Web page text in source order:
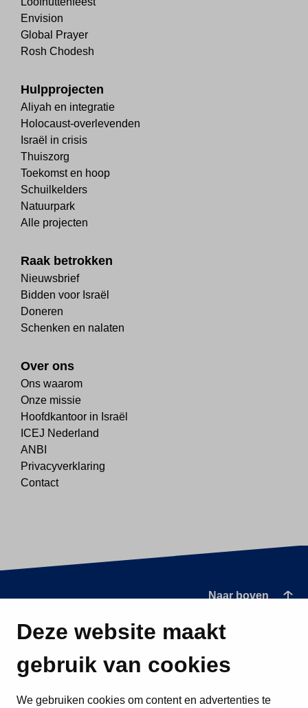
Deze website maakt
gebruik van cookies
We gebruiken cookies om content en advertenties te
Envision
Global Prayer
Rosh Chodesh
Hulpprojecten
Aliyah en integratie
Holocaust-overlevenden
Israël in crisis
Thuiszorg
Toekomst en hoop
Schuilkelders
Natuurpark
Alle projecten
Raak betrokken
Nieuwsbrief
Bidden voor Israël
Doneren
Schenken en nalaten
Over ons
Ons waarom
Onze missie
Hoofdkantoor in Israël
ICEJ Nederland
ANBI
Privacyverklaring
Contact
Naar boven